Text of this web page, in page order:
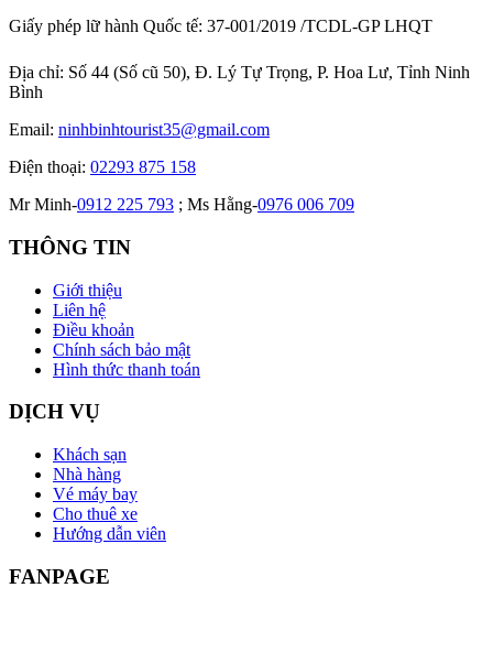
Giấy phép lữ hành Quốc tế: 37-001/2019 /TCDL-GP LHQT
Địa chỉ: Số 44 (Số cũ 50), Đ. Lý Tự Trọng, P. Hoa Lư, Tỉnh Ninh
Bình
Email: ninhbinhtourist35@gmail.com
Điện thoại: 02293 875 158
Mr Minh-0912 225 793 ; Ms Hằng-0976 006 709
THÔNG TIN
Giới thiệu
Liên hệ
Điều khoản
Chính sách bảo mật
Hình thức thanh toán
DỊCH VỤ
Khách sạn
Nhà hàng
Vé máy bay
Cho thuê xe
Hướng dẫn viên
FANPAGE